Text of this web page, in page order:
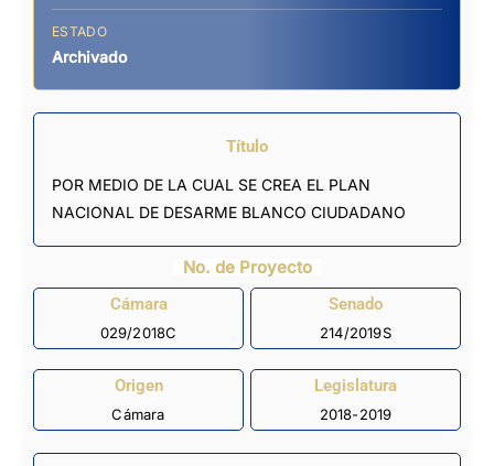
ESTADO
Archivado
Título
POR MEDIO DE LA CUAL SE CREA EL PLAN
NACIONAL DE DESARME BLANCO CIUDADANO
No. de Proyecto
Cámara
029/2018C
Senado
214/2019S
Origen
Cámara
Legislatura
2018-2019